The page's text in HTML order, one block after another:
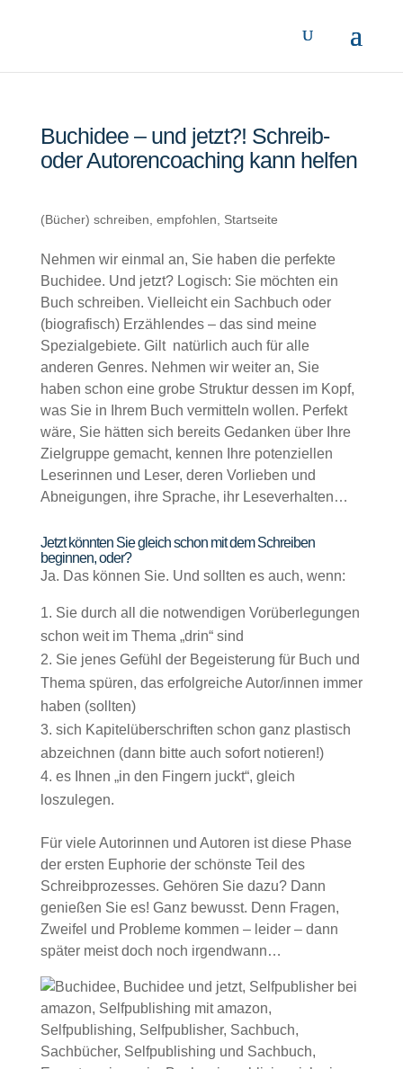
Buchidee – und jetzt?! Schreib-
oder Autorencoaching kann helfen
(Bücher) schreiben empfohlen Startseite
Nehmen wir einmal an, Sie haben die perfekte
Buchidee. Und jetzt? Logisch: Sie möchten ein
Buch schreiben. Vielleicht ein Sachbuch oder
(biografisch) Erzählendes – das sind meine
Spezialgebiete. Gilt natürlich auch für alle
anderen Genres. Nehmen wir weiter an, Sie
haben schon eine grobe Struktur dessen im Kopf,
was Sie in Ihrem Buch vermitteln wollen. Perfekt
wäre, Sie hätten sich bereits Gedanken über Ihre
Zielgruppe gemacht, kennen Ihre potenziellen
Leserinnen und Leser, deren Vorlieben und
Abneigungen, ihre Sprache, ihr Leseverhalten…
Jetzt könnten Sie gleich schon mit dem Schreiben
beginnen, oder?
Ja. Das können Sie. Und sollten es auch, wenn:
Sie durch all die notwendigen Vorüberlegungen
schon weit im Thema „drin“ sind
Sie jenes Gefühl der Begeisterung für Buch und
Thema spüren, das erfolgreiche Autor/innen immer
haben (sollten)
sich Kapitelüberschriften schon ganz plastisch
abzeichnen (dann bitte auch sofort notieren!)
es Ihnen „in den Fingern juckt“, gleich
loszulegen.
Für viele Autorinnen und Autoren ist diese Phase
der ersten Euphorie der schönste Teil des
Schreibprozesses. Gehören Sie dazu? Dann
genießen Sie es! Ganz bewusst. Denn Fragen,
Zweifel und Probleme kommen – leider – dann
später meist doch noch irgendwann…